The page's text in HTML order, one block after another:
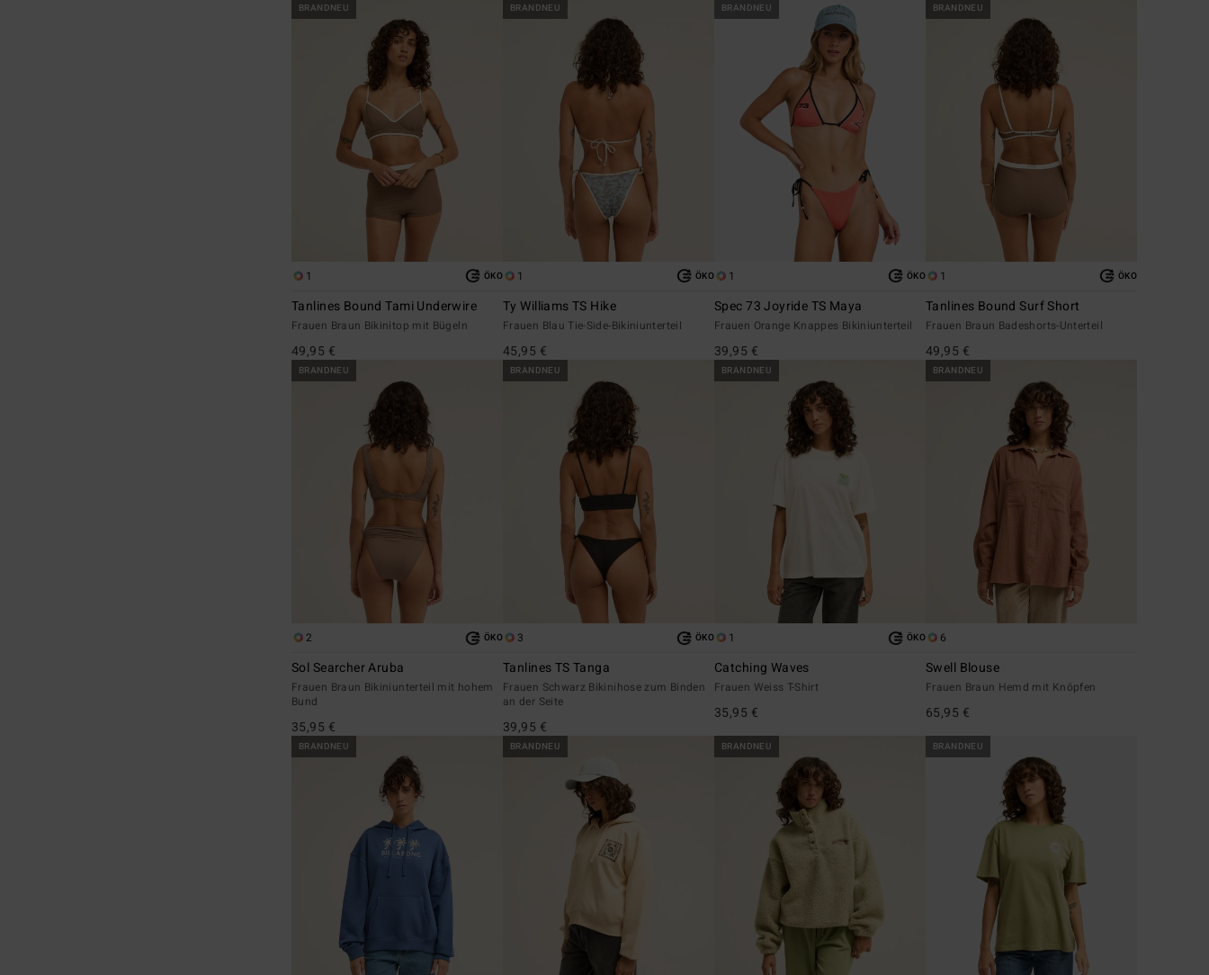
BRANDNEU
1 ÖKO
Tanlines Bound Tami Underwire
Frauen Braun Bikinitop mit Bügeln
49,95 €
BRANDNEU
1 ÖKO
Ty Williams TS Hike
Frauen Blau Tie-Side-Bikiniunterteil
45,95 €
BRANDNEU
1 ÖKO
Spec 73 Joyride TS Maya
Frauen Orange Knappes Bikiniunterteil
39,95 €
BRANDNEU
1 ÖKO
Tanlines Bound Surf Short
Frauen Braun Badeshorts-Unterteil
49,95 €
BRANDNEU
2 ÖKO
Sol Searcher Aruba
Frauen Braun Bikiniunterteil mit hohem
Bund
35,95 €
BRANDNEU
3 ÖKO
Tanlines TS Tanga
Frauen Schwarz Bikinihose zum Binden
an der Seite
39,95 €
BRANDNEU
1 ÖKO
Catching Waves
Frauen Weiss T-Shirt
35,95 €
BRANDNEU
6
Swell Blouse
Frauen Braun Hemd mit Knöpfen
65,95 €
BRANDNEU BRANDNEU BRANDNEU BRANDNEU